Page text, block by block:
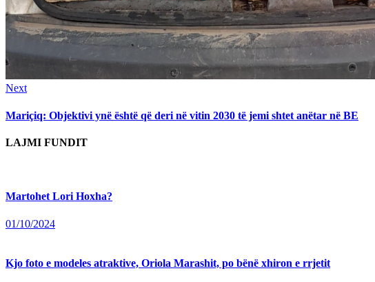
NextNext
Mariçiq: Objektivi ynë është që deri në vitin 2030 të jemi shtet anëtar në BE
LAJMI FUNDIT
Martohet Lori Hoxha?
01/10/2024
Kjo foto e modeles atraktive, Oriola Marashit, po bënë xhiron e rrjetit